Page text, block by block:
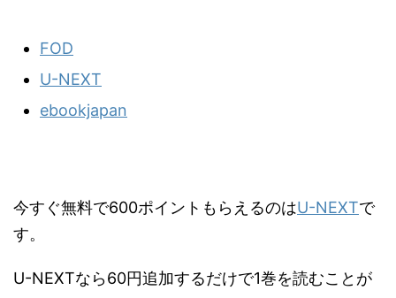
FOD
U-NEXT
ebookjapan
今すぐ無料で600ポイントもらえるのはU-NEXTで
す。
U-NEXTなら60円追加するだけで1巻を読むことが